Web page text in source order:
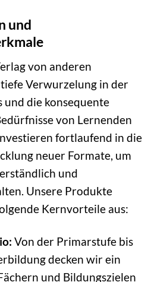
und
von anderen
Verwurzelung in der
und die konsequente
von Lernenden
fortlaufend in die
neuer Formate, um
und
Unsere Produkte
Kernvorteile aus:
Von der Primarstufe bis
decken wir ein
und Bildungszielen